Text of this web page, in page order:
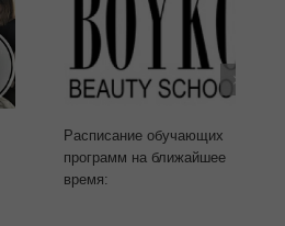
Расписание обучающих
программ на ближайшее
время: